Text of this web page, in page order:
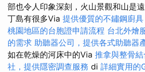
部也令人印象深刻，火山景觀和山是
丁島有很多Via 提供優質的不鏽鋼廚
桃園地區的台胞證申請流程 台北外燴
的需求 助聽器公司，提供各式助聽器
如在乾燥的河床中的Via 推拿與整骨結
社，提供隱密調查服務 di 詳細實用的